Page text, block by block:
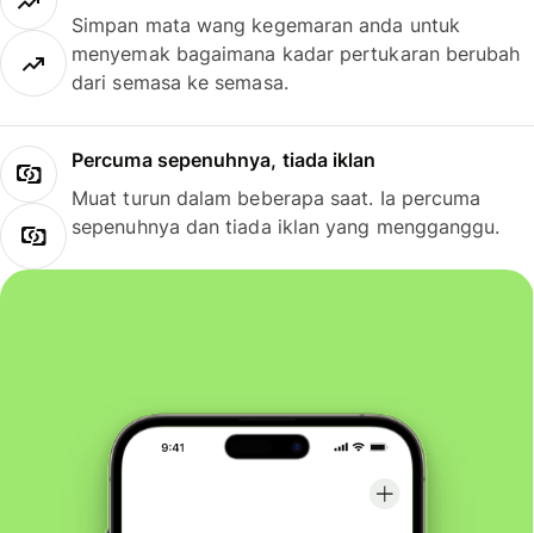
Simpan mata wang kegemaran anda untuk
menyemak bagaimana kadar pertukaran berubah
dari semasa ke semasa.
Percuma sepenuhnya, tiada iklan
Muat turun dalam beberapa saat. Ia percuma
sepenuhnya dan tiada iklan yang mengganggu.